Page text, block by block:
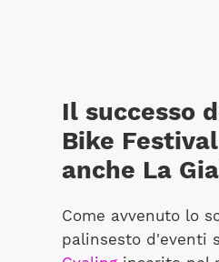
Il successo
Bike
anche La
Come avvenuto lo
palinsesto d'eventi